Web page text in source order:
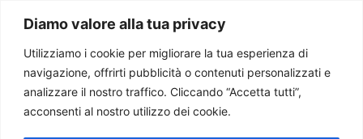
Diamo valore alla tua privacy
Utilizziamo i cookie per migliorare la tua esperienza di
navigazione, offrirti pubblicità o contenuti personalizzati e
analizzare il nostro traffico. Cliccando “Accetta tutti”,
acconsenti al nostro utilizzo dei cookie.
Paolo Ondarza
Benedetto XVI: Quaresima è
tempo per cambiare vita